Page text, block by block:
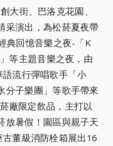
大街、巴洛克花園、
采演出，為松菸夏夜帶
典回憶音樂之夜-「K
等主題音樂之夜，由
語流行彈唱歌手「小
分子樂團」等歌手帶來
廠限定飲品，主打以
放暑假！ 園區與親子天
董級消防栓箱展出16